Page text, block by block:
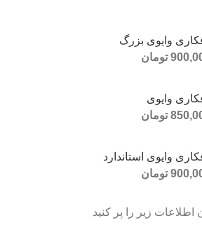
وایوی بزرگ
تومان
وایوی
تومان
وایوی استاندارد
تومان
اطلاعات زیر را پر کنید